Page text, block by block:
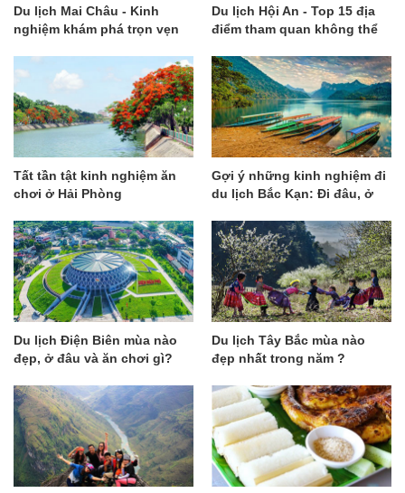
Du lịch Mai Châu - Kinh
nghiệm khám phá trọn vẹn
Du lịch Hội An - Top 15 địa
điểm tham quan không thể
Tất tần tật kinh nghiệm ăn
chơi ở Hải Phòng
Gợi ý những kinh nghiệm đi
du lịch Bắc Kạn: Đi đâu, ở
Du lịch Điện Biên mùa nào
đẹp, ở đâu và ăn chơi gì?
Du lịch Tây Bắc mùa nào
đẹp nhất trong năm ?